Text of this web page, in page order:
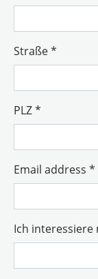
Straße*
PLZ*
Email address *
Ich interessiere